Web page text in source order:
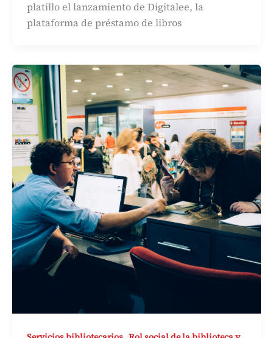
platillo el lanzamiento de Digitalee, la
plataforma de préstamo de libros